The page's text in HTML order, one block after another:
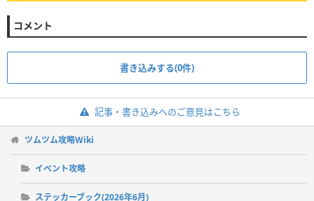
コメント
書き込みする(0件)
記事・書き込みへのご意見はこちら
ツムツム攻略Wiki
イベント攻略
ステッカーブック(2026年6月)